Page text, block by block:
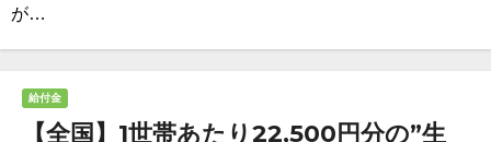
が…
給付金
【全国】1世帯あたり22,500円分の”生